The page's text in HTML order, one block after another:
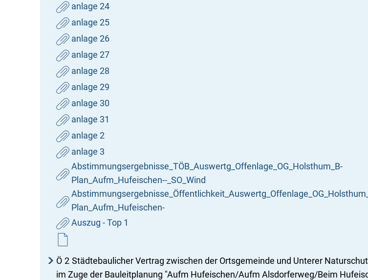
anlage 24
anlage 25
anlage 26
anlage 27
anlage 28
anlage 29
anlage 30
anlage 31
anlage 2
anlage 3
Abstimmungsergebnisse_TÖB_Auswertg_Offenlage_OG_Holsthum_B-
Plan_Aufm_Hufeischen--_SO_Wind
Plan_Aufm_Hufeischen-
Auszug - Top 1
Ö 2 Städtebaulicher Vertrag zwischen der Ortsgemeinde und Unterer
im Zuge der Bauleitplanung "Aufm Hufeischen/Aufm Alsdorferweg/Beim